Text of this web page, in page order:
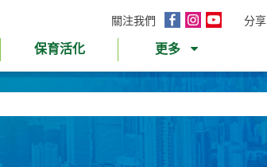
關注我們
面
InstagramYouTube分享
保育活化 更多